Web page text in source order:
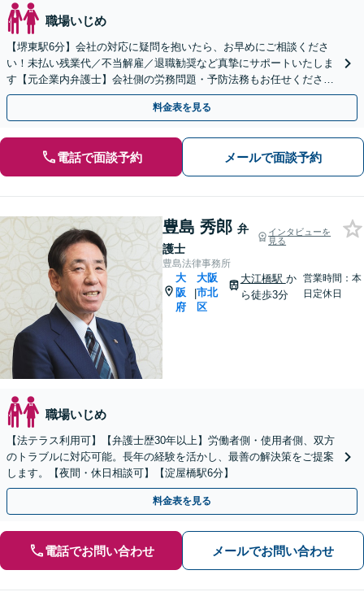
職場いじめ
【堺東駅6分】会社の対応に疑問を抱いたら、お早めにご相談くださ
い！未払い残業代／不当解雇／退職勧奨など真摯にサポートいたしま
す【元企業内弁護士】会社側の労務問題・予防法務もお任せください
【完全個室】
料金表を見る
電話で面談予約 メールで面談予約
豊島 秀郎 弁
護士
インタビューを
見る
豊島法律事務所
大
阪
府
|
大阪
市北
区
大江橋駅 か
ら徒歩3分
営業時間：本
日定休日
職場いじめ
【法テラス利用可】【弁護士歴30年以上】労働者側・使用者側、双方
のトラブルに対応可能。長年の経験を活かし、最善の解決策をご提案
します。【夜間・休日相談可】【淀屋橋駅6分】
料金表を見る
電話でお問い合わせ メールでお問い合わせ